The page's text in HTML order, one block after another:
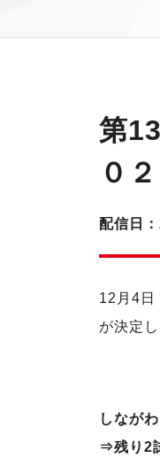
第
０２
配信日
12月4日
が決定
しなが
⇒残り2